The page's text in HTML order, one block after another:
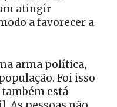
atingir
a favorecer a
arma política,
Foi isso
está